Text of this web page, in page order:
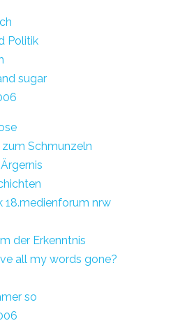
Politik
sugar
zum Schmunzeln
18.medienforum nrw
der Erkenntnis
all my words gone?
so